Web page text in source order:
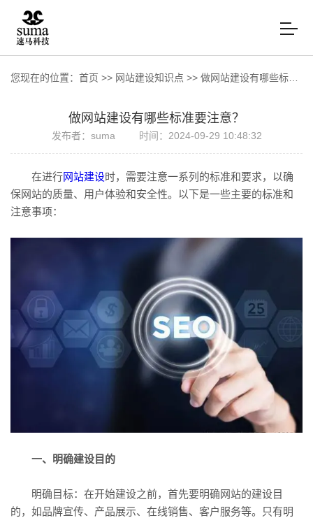
您现在的位置： 首页 >> 网站建设知识点 >> 做网站建设有哪些标准要注意？
做网站建设有哪些标准要注意？
发布者：suma 时间：2024-09-29 10:48:32
在进行网站建设时，需要注意一系列的标准和要求，以确
保网站的质量、用户体验和安全性。以下是一些主要的标准和
注意事项：
一、明确建设目的
明确目标：在开始建设之前，首先要明确网站的建设目
的，如品牌宣传、产品展示、在线销售、客户服务等。只有明